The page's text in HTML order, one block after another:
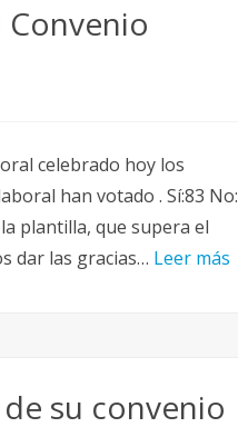
Convenio
celebrado hoy los
han votado . Sí:83 No:
plantilla, que supera el
dar las gracias… Leer más
su convenio